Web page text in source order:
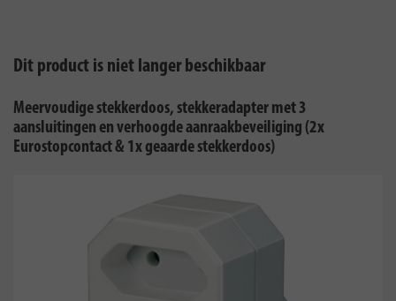
Dit product is niet langer beschikbaar
Meervoudige stekkerdoos, stekkeradapter met 3
aansluitingen en verhoogde aanraakbeveiliging (2x
Eurostopcontact & 1x geaarde stekkerdoos)